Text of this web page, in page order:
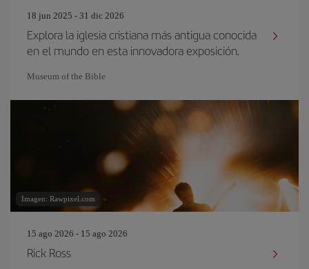
18 jun 2025 - 31 dic 2026
Explora la iglesia cristiana más antigua conocida
en el mundo en esta innovadora exposición.
Museum of the Bible
Imagen: Rawpixel.com
15 ago 2026 - 15 ago 2026
Rick Ross